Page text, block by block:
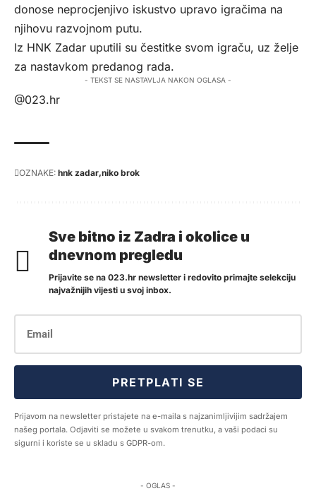
donose neprocjenjivo iskustvo upravo igračima na
njihovu razvojnom putu.
Iz HNK Zadar uputili su čestitke svom igraču, uz želje
za nastavkom predanog rada.
- TEKST SE NASTAVLJA NAKON OGLASA -
@023.hr
OZNAKE: hnk zadar niko brok
Sve bitno iz Zadra i okolice u
dnevnom pregledu
Prijavite se na 023.hr newsletter i redovito primajte selekciju
najvažnijih vijesti u svoj inbox.
PRETPLATI SE
Prijavom na newsletter pristajete na e-maila s najzanimljivijim sadržajem
našeg portala. Odjaviti se možete u svakom trenutku, a vaši podaci su
sigurni i koriste se u skladu s GDPR-om.
- OGLAS -